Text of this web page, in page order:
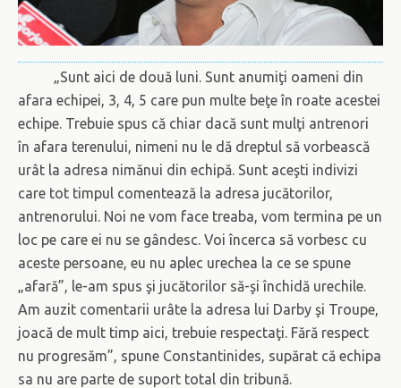
„Sunt aici de două luni. Sunt anumiţi oameni din
afara echipei, 3, 4, 5 care pun multe beţe în roate acestei
echipe. Trebuie spus că chiar dacă sunt mulţi antrenori
în afara terenului, nimeni nu le dă dreptul să vorbească
urât la adresa nimănui din echipă. Sunt aceşti indivizi
care tot timpul comentează la adresa jucătorilor,
antrenorului. Noi ne vom face treaba, vom termina pe un
loc pe care ei nu se gândesc. Voi încerca să vorbesc cu
aceste persoane, eu nu aplec urechea la ce se spune
„afară”, le-am spus şi jucătorilor să-şi închidă urechile.
Am auzit comentarii urâte la adresa lui Darby şi Troupe,
joacă de mult timp aici, trebuie respectaţi. Fără respect
nu progresăm”, spune Constantinides, supărat că echipa
sa nu are parte de suport total din tribună.